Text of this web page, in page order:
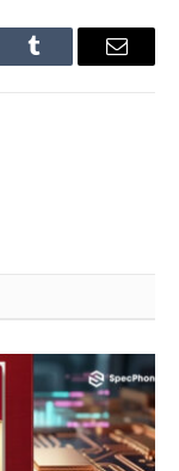
Tumblr Email